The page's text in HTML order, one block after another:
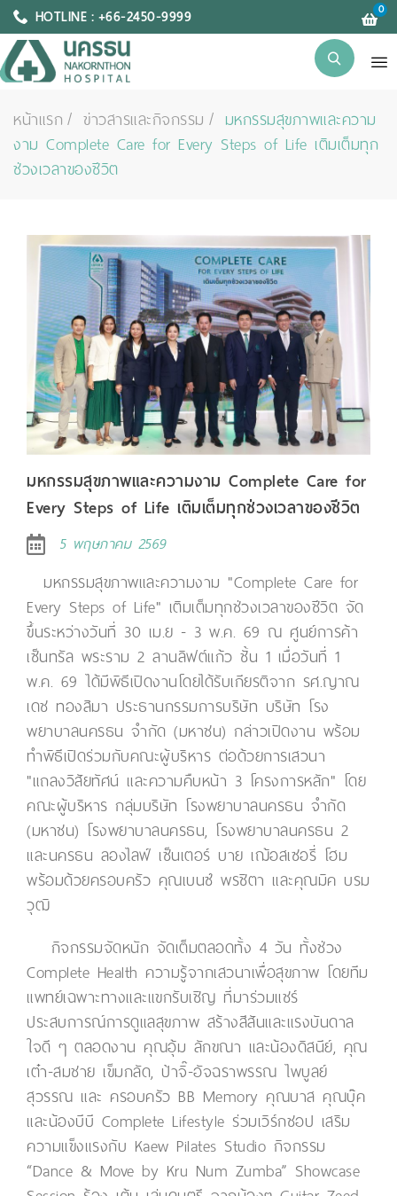
HOTLINE : +66-2450-9999 0
หน้าแรก ข่าวสารและกิจกรรม
มหกรรมสุขภาพและความ
งาม Complete Care for Every Steps of Life เติมเต็มทุก
ช่วงเวลาของชีวิต
มหกรรมสุขภาพและความงาม Complete Care for
Every Steps of Life เติมเต็มทุกช่วงเวลาของชีวิต
5 พฤษภาคม 2569
มหกรรมสุขภาพและความงาม "Complete Care for
Every Steps of Life" เติมเต็มทุกช่วงเวลาของชีวิต จัด
ขึ้นระหว่างวันที่ 30 เม.ย - 3 พ.ค. 69 ณ ศูนย์การค้า
เซ็นทรัล พระราม 2 ลานลิฟต์แก้ว ชั้น 1 เมื่อวันที่ 1
พ.ค. 69 ได้มีพิธีเปิดงานโดยได้รับเกียรติจาก รศ.ญาณ
เดช ทองสิมา ประธานกรรมการบริษัท บริษัท โรง
พยาบาลนครธน จำกัด (มหาชน) กล่าวเปิดงาน พร้อม
ทำพิธีเปิดร่วมกับคณะผู้บริหาร ต่อด้วยการเสวนา
"แถลงวิสัยทัศน์ และความคืบหน้า 3 โครงการหลัก" โดย
คณะผู้บริหาร กลุ่มบริษัท โรงพยาบาลนครธน จำกัด
(มหาชน) โรงพยาบาลนครธน, โรงพยาบาลนครธน 2
และนครธน ลองไลฟ์ เซ็นเตอร์ บาย เฌ้อสเซอรี่ โฮม
พร้อมด้วยครอบครัว คุณเบนซ์ พรชิตา และคุณมิค บรม
วุฒิ
กิจกรรมจัดหนัก จัดเต็มตลอดทั้ง 4 วัน ทั้งช่วง
Complete Health ความรู้จากเสวนาเพื่อสุขภาพ โดยทีม
แพทย์เฉพาะทางและแขกรับเชิญ ที่มาร่วมแชร์
ประสบการณ์การดูแลสุขภาพ สร้างสีสันและแรงบันดาล
ใจดี ๆ ตลอดงาน คุณอุ้ม ลักขณา และน้องดิสนีย์, คุณ
เต๋า-สมชาย เข็มกลัด, ป้าจิ๊-อัจฉราพรรณ ไพบูลย์
สุวรรณ และ ครอบครัว BB Memory คุณบาส คุณบุ๊ค
และน้องบีบี Complete Lifestyle ร่วมเวิร์กชอป เสริม
ความแข็งแรงกับ Kaew Pilates Studio กิจกรรม
“Dance & Move by Kru Num Zumba” Showcase